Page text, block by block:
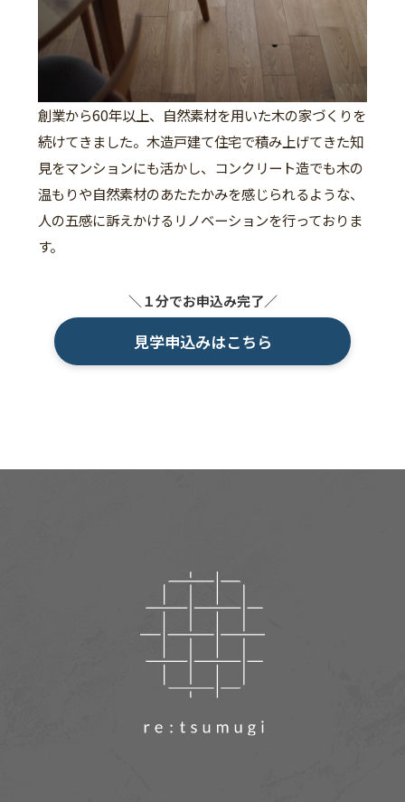
創業から60年以上、自然素材を用いた木の家づくりを
続けてきました。木造戸建て住宅で積み上げてきた知
見をマンションにも活かし、コンクリート造でも木の
温もりや自然素材のあたたかみを感じられるような、
人の五感に訴えかけるリノベーションを行っておりま
す。
＼１分でお申込み完了／
見学申込みはこちら